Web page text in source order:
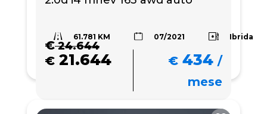
61.781 KM 07/2021 Ibrida
€24.644
€ 21.644 € 434 /
mese